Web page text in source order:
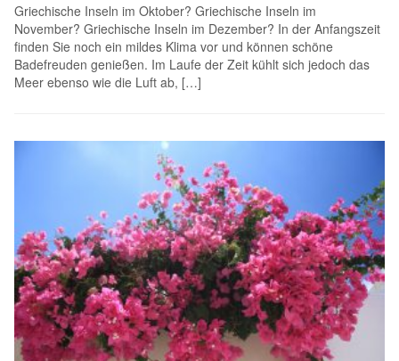
Griechische Inseln im Oktober? Griechische Inseln im
November? Griechische Inseln im Dezember? In der Anfangszeit
finden Sie noch ein mildes Klima vor und können schöne
Badefreuden genießen. Im Laufe der Zeit kühlt sich jedoch das
Meer ebenso wie die Luft ab, […]